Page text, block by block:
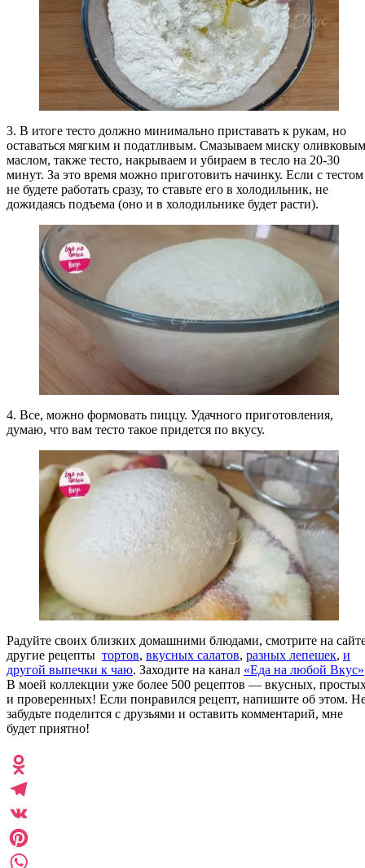
3. В итоге тесто должно минимально приставать к рукам, но
оставаться мягким и податливым. Смазываем миску оливковым
маслом, также тесто, накрываем и убираем в тесло на 20-30
минут. За это время можно приготовить начинку. Если с тестом
не будете работать сразу, то ставьте его в холодильник, не
дожидаясь подъема (оно и в холодильнике будет расти).
4. Все, можно формовать пиццу. Удачного приготовления,
думаю, что вам тесто такое придется по вкусу.
Радуйте своих близких домашними блюдами, смотрите на
другие рецепты тортов, вкусных салатов, разных лепешек, и
другой выпечки к чаю. Заходите на канал «Еда на любой Вкус»
В моей коллекции уже более 500 рецептов — вкусных,
и проверенных! Если понравился рецепт, напишите об этом.
забудьте поделится с друзьями и оставить комментарий, мне
будет приятно!